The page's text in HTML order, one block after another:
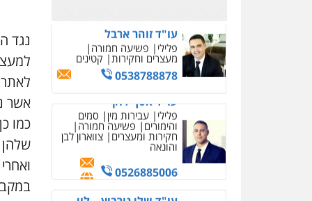
עו"ד שלי גורביץ – לוי
משפט פלילי פשיעה
חמורה מעצרים וחקירות
צבאי תעבורה
משרד עורכי דין חן ברוך
פלילי דיני תעבורה מעצרים
וחקירות
0505078733
נגד
אשר
כמו